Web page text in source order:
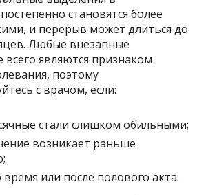
становятся более
и перерыв может длиться до
Любые внезапные
являются признаком
поэтому
с врачом, если:
стали слишком обильными;
возникает раньше
или после полового акта.